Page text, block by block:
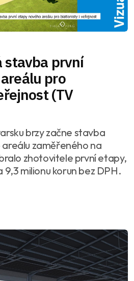
stavba první
pro
(TV
brzy začne stavba
zaměřeného na
zhotovitele první etapy,
milionu korun bez DPH.